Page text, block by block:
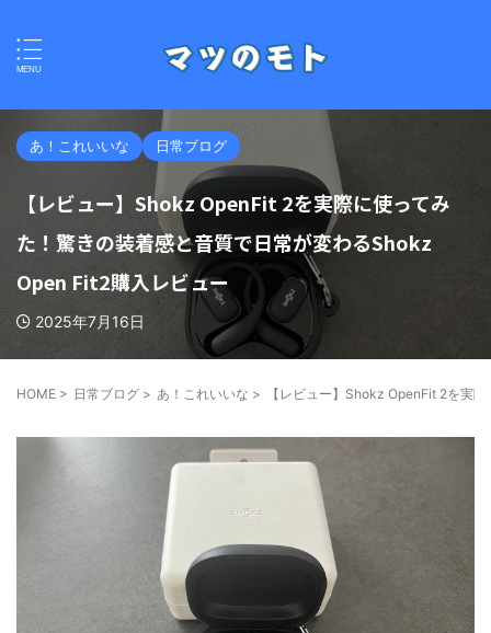
あ！これいいな 日常ブログ
【レビュー】Shokz OpenFit 2を実際に使ってみ
た！驚きの装着感と音質で日常が変わるShokz
Open Fit2購入レビュー
2025年7月16日
HOME > 日常ブログ > あ！これいいな > 【レビュー】Shokz OpenFit 2を実